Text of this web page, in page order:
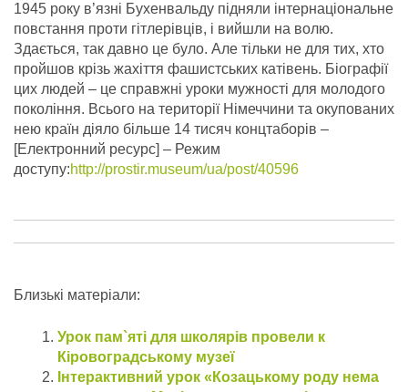
1945 року в’язні Бухенвальду підняли інтернаціональне
повстання проти гітлерівців, і вийшли на волю.
Здається, так давно це було. Але тільки не для тих, хто
пройшов крізь жахіття фашистських катівень. Біографії
цих людей – це справжні уроки мужності для молодого
покоління. Всього на території Німеччини та окупованих
нею країн діяло більше 14 тисяч концтаборів –
[Електронний ресурс] – Режим
доступу:http://prostir.museum/ua/post/40596
Близькі матеріали:
Урок пам`яті для школярів провели к
Кіровоградському музеї
Інтерактивний урок «Козацькому роду нема